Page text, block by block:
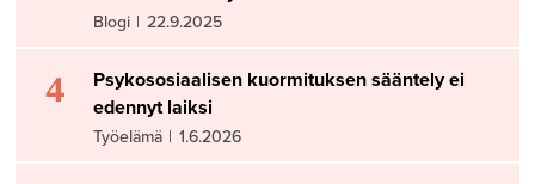
Blogi | 22.9.2025
4
Psykososiaalisen kuormituksen sääntely ei
edennyt laiksi
Työelämä | 1.6.2026